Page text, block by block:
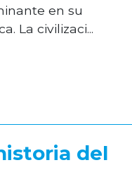
en su
La civilizaci...
del